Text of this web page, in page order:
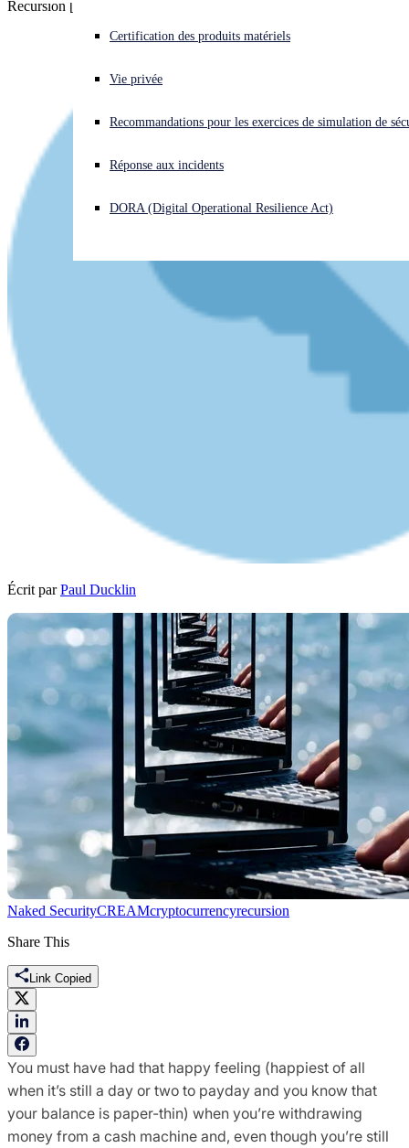
Vous subissez une cyberattaque ? Obtenez une aide immédiate.
Open search
Open language switcher
Certification des produits matériels
Vie privée
Recommandations pour les exercices de simulation de
Réponse aux incidents
DORA (Digital Operational Resilience Act)
Recursion [noun]: see recursion.
Écrit par Paul Ducklin
Naked SecurityCREAMcryptocurrencyrecursion
Share This
Link Copied
You must have had that happy feeling (happiest of all
when it’s still a day or two to payday and you know that
your balance is paper-thin) when you’re withdrawing
money from a cash machine and, even though you’re still